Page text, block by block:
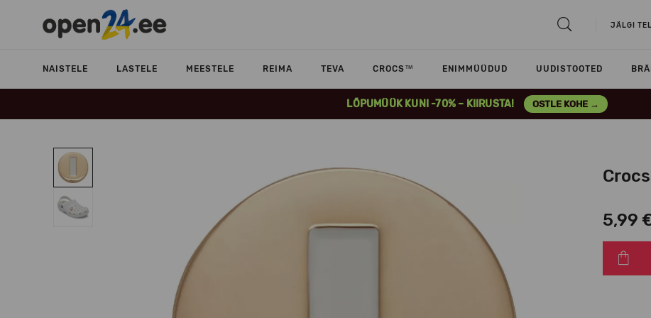
JÄLGI
NAISTELE LASTELE MEESTELE REIMA TEVA CROCS™ ENIMMÜÜDUD UUDISTOOTED
LÕPUMÜÜK KUNI -70% – KIIRUSTA! OSTLE KOHE →
5,99